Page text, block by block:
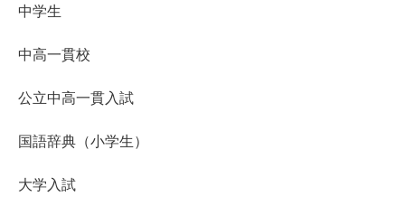
中学生
中高一貫校
公立中高一貫入試
国語辞典（小学生）
大学入試